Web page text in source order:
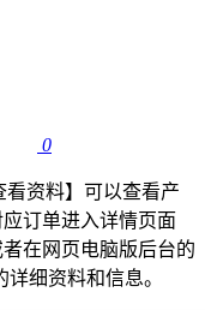
0
看资料】可以查看产
订单进入详情页面
在网页电脑版后台的
细资料和信息。